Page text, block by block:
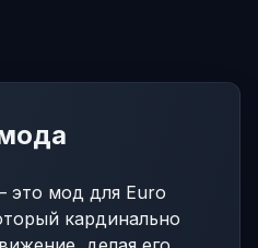
это мод для Euro
кардинально